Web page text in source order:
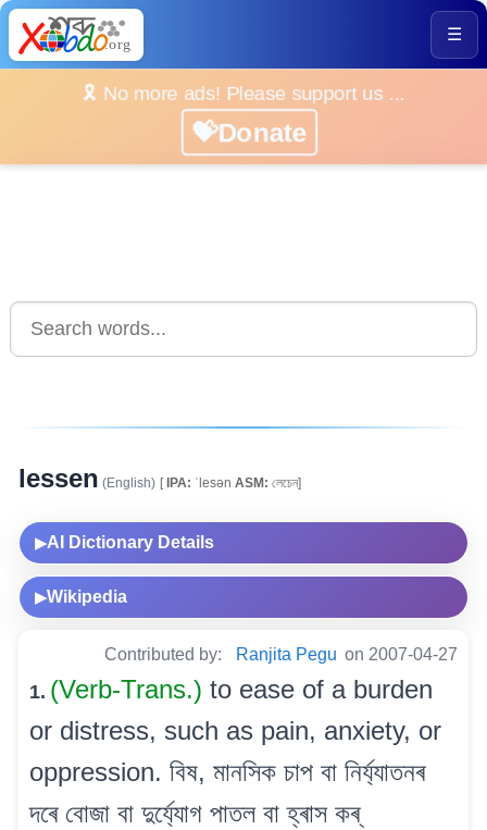
☰
🎗️ No more ads! Please support us ...
💝Donate
lessen (English) [IPA: ˈlesən ASM: লেচেন]
▶AI Dictionary Details
▶Wikipedia
Contributed by: Ranjita Pegu on 2007-04-27
1. (Verb-Trans.) to ease of a burden
or distress, such as pain, anxiety, or
oppression. বিষ, মানসিক চাপ বা নিৰ্য্যাতনৰ
দৰে বোজা বা দুৰ্য্যোগ পাতল বা হ্ৰাস কৰ্